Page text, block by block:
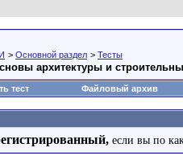
> Основной раздел > Тесты
архитектуры и
тест Файловый архив
если вы по